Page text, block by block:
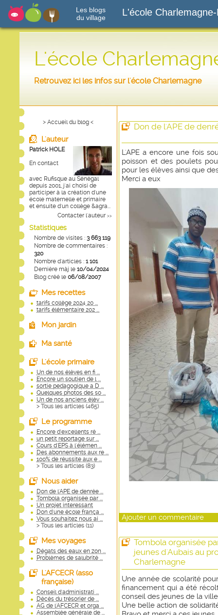
Les blogs
du village
L'école
L'école
Retrouvez ici les infos sur l'école Charlemagne
> Accueil du blog <
L'auteur
Patrick HOLE
En contact
avec Rufisque au Sénégal
depuis 2001, j'ai choisi de
participer à la création d'une
école maternelle et primaire
et ensuite d'un collège &agra...
Contacter l'auteur >>
Statistiques
Nombre de visites : 3 663 119
Nombre de commentaires :
320
Nombre d'articles : 1 101
Dernière màj le 10/04/2024
Blog créé le 06/08/2007
Mes recettes
tarifs collège 2024 20 ...
tarifs élémentaire 202 ...
Mon jardin
Ma santé
L'école primaire
Un de nos élèves en fi ...
Encore un soutien de l ...
sortie pedagogique a D ...
Quelques photos des so ...
Un de nos anciens élèv ...
> Tous les articles (465)
Le programme
Encore d'excellents ré ...
un petit reportage sur ...
Cours d'EPS à l'élémen ...
Des abonnements aux re ...
100% de réussite aux e ...
> Tous les articles (83)
Nous aider
Don de l'APE de denrée ...
Tombola organisée par ...
Un projet interessant
Don d'une école frança ...
Vous souhaitez nous ai ...
> Tous les articles (11)
Mes voyages
Dégats des eaux en zon ...
Problèmes de salubrité ...
L'AFCECR (asso
française)
Conseil d'administrati ...
Décès du trésorier de ...
AG de l'AFCECR et orga ...
Assemblée générale de ...
Don de l'APE de
L'APE a encore une fois
poisson et des poulets
pour les élèves ainsi que
Merci a eux
Ajouter un commentaire
Tombola organisée
jeunes d'Aubais au
Charlemagne
Une année de scolarité
financement qui a été
conseil des jeunes de la
Une belle action de